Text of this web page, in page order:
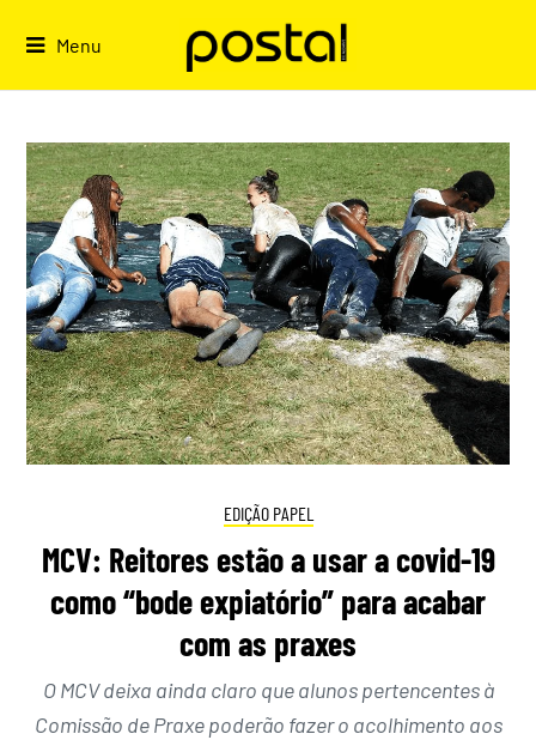
Menu
EDIÇÃO PAPEL
MCV: Reitores estão a usar a covid-19
como “bode expiatório” para acabar
com as praxes
O MCV deixa ainda claro que alunos pertencentes à
Comissão de Praxe poderão fazer o acolhimento aos